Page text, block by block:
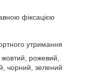
фіксацією
утримання
жовтий, рожевий,
чорний, зелений